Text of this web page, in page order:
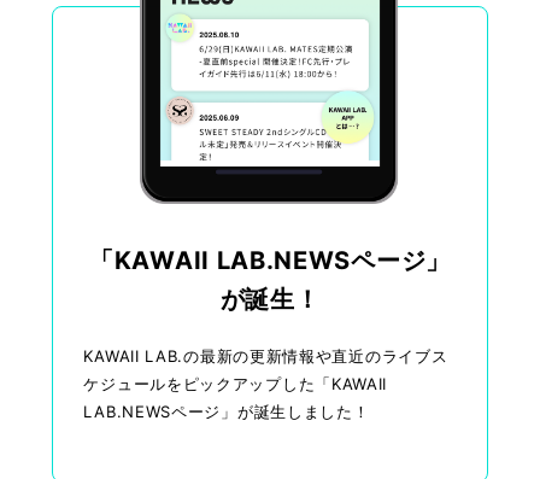
「KAWAII LAB.NEWSページ」
が誕生！
KAWAII LAB.の最新の更新情報や直近のライブス
ケジュールをピックアップした「KAWAII
LAB.NEWSページ」が誕生しました！